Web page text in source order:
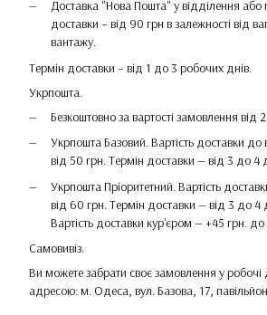
Доставка "Нова Пошта" у відділення або
доставки – від 90 грн в залежності від
вантажу.
Термін доставки – від 1 до 3 робочих днів.
Укрпошта.
Безкоштовно за вартості замовлення від
Укрпошта Базовий. Вартість доставки до
від 50 грн. Термін доставки — від 3 до 4
Укрпошта Пріоритетний. Вартість
від 60 грн. Термін доставки — від 3 до 4
Вартість доставки кур'єром — +45 грн. до
Самовивіз.
Ви можете забрати своє замовлення у
адресою: м. Одеса, вул. Базова, 17,